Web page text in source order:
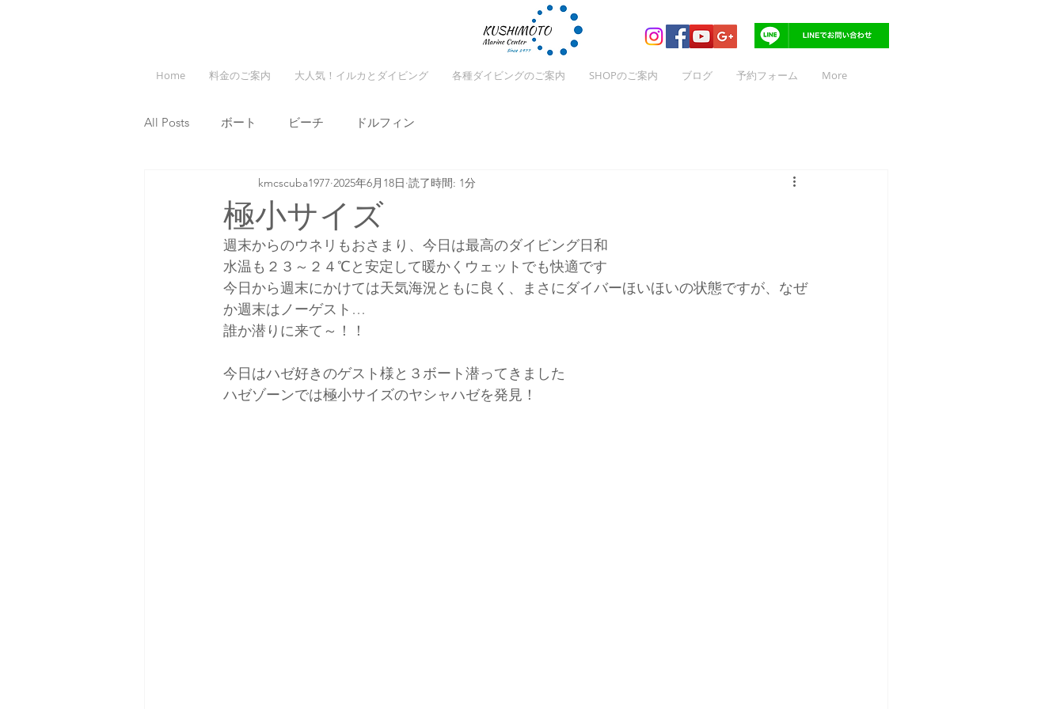
Home 料金のご案内 大人気！イルカとダイビング 各種ダイビングのご案内 SHOPのご案内 ブログ 予約フォーム More
All Posts ボート ビーチ ドルフィン
極小サイズ
kmcscuba1977 2025年6月18日 読了時間: 1分
週末からのウネリもおさまり、今日は最高のダイビング日和
水温も２３～２４℃と安定して暖かくウェットでも快適です
今日から週末にかけては天気海況ともに良く、まさにダイバーほいほいの状態ですが、なぜ
か週末はノーゲスト…
誰か潜りに来て～！！
今日はハゼ好きのゲスト様と３ボート潜ってきました
ハゼゾーンでは極小サイズのヤシャハゼを発見！